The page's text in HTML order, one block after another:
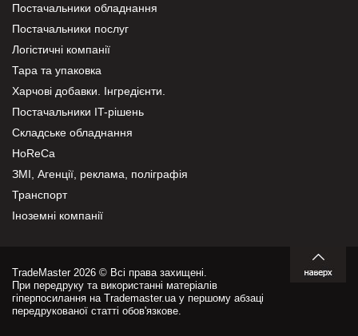
Постачальники обладнання
Постачальники послуг
Логістичні компанії
Тара та упаковка
Харчові добавки. Інгредієнти.
Постачальники IT-рішень
Складське обладнання
HoReCa
ЗМІ, Агенції, реклама, поліграфія
Транспорт
Іноземні компанії
TradeMaster 2026 © Всі права захищені.
При передруку та використанні матеріалів
гіперпосилання на Trademaster.ua у першому абзаці
передрукованої статті обов'язкове.